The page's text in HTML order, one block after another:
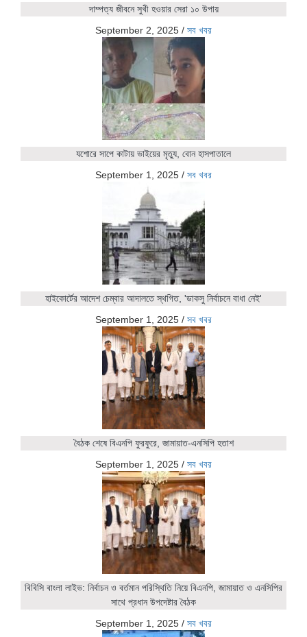
দাম্পত্য জীবনে সুখী হওয়ার সেরা ১০ উপায়
September 2, 2025 / সব খবর
যশোরে সাপে কাটায় ভাইয়ের মৃত্যু, বোন হাসপাতালে
September 1, 2025 / সব খবর
হাইকোর্টের আদেশ চেম্বার আদালতে স্থগিত, 'ডাকসু নির্বাচনে বাধা নেই'
September 1, 2025 / সব খবর
বৈঠক শেষে বিএনপি ফুরফুরে, জামায়াত-এনসিপি হতাশ
September 1, 2025 / সব খবর
বিবিসি বাংলা লাইভ: নির্বাচন ও বর্তমান পরিস্থিতি নিয়ে বিএনপি, জামায়াত ও এনসিপির
সাথে প্রধান উপদেষ্টার বৈঠক
September 1, 2025 / সব খবর